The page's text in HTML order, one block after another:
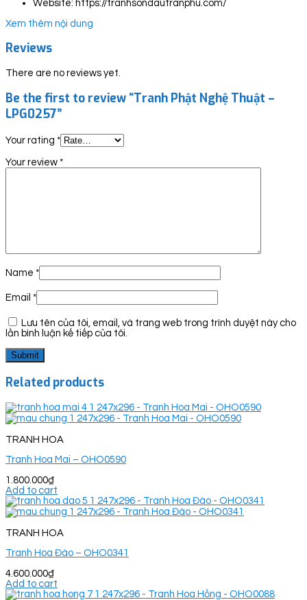
Website: https://tranhsondautranphu.com/
Xem thêm nội dung
Reviews
There are no reviews yet.
Be the first to review “Tranh Phật Nghệ Thuật –
LPG0257”
Your rating *
Your review *
Name *
Email *
Lưu tên của tôi, email, và trang web trong trình duyệt này cho
lần bình luận kế tiếp của tôi.
Related products
TRANH HOA
Tranh Hoa Mai – OHO0590
1.800.000₫
Add to cart
TRANH HOA
Tranh Hoa Đào – OHO0341
4.600.000₫
Add to cart